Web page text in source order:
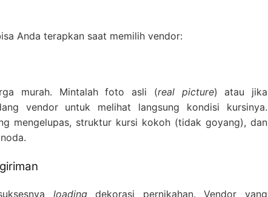
Anda terapkan saat memilih vendor:
murah. Mintalah foto asli (real picture) atau jika
vendor untuk melihat langsung kondisi kursinya.
mengelupas, struktur kursi kokoh (tidak goyang), dan
loadingdekorasi pernikahan. Vendor yang